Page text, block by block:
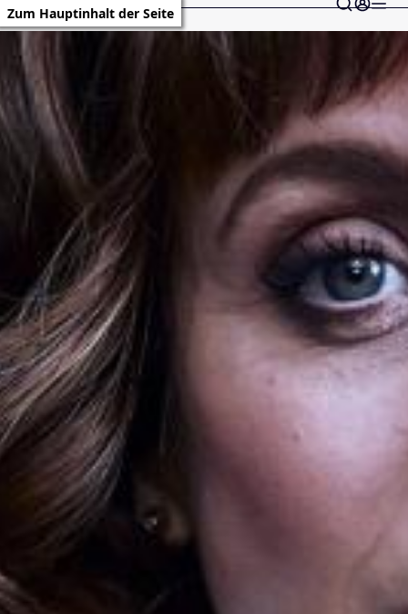
Zum Hauptinhalt der Seite